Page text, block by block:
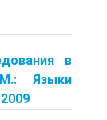
в
Языки